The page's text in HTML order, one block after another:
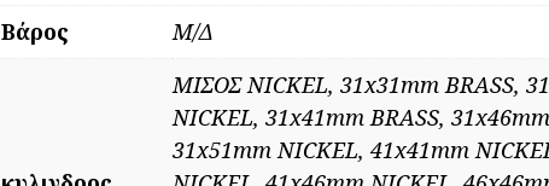
Βάρος Μ/Δ
ΜΙΣΟΣ NICKEL, 31x31mm BRASS,
NICKEL, 31x41mm BRASS,
31x51mm NICKEL, 41x41mm